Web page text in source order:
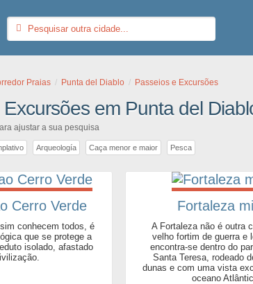
Praias Punta del Diablo Passeios e Excursões
em Punta del
ajustar a sua pesquisa
Arqueología Caça menor e maior Pesca
Cerro Verde
conhecem todos, é
que se protege a
isolado, afastado
Fortaleza
A Fortaleza não é outra
velho fortim de guerra e
encontra-se dentro do
Santa Teresa, rodeado
dunas e com uma vista
oceano